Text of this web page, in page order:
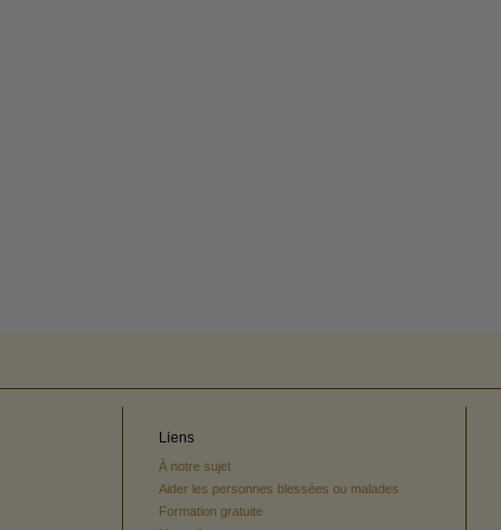
Liens
À notre sujet
Aider les personnes blessées ou malades
Formation gratuite